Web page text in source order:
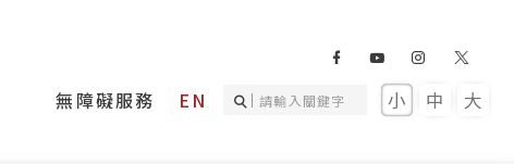
無障礙服務 EN 小 中 大